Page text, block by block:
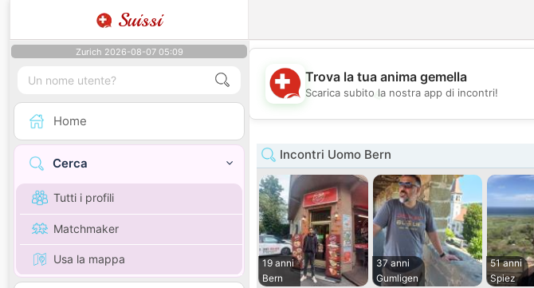
Suissi
Zurich 2026-08-07 05:09
Home
Cerca
Tutti i profili
Matchmaker
Usa la mappa
💖
Trova la tua anima gemella
Scarica subito la nostra app di incontri!
Incontri Uomo Bern
19 anni
Bern
37 anni
Gumligen
51 anni
Spiez